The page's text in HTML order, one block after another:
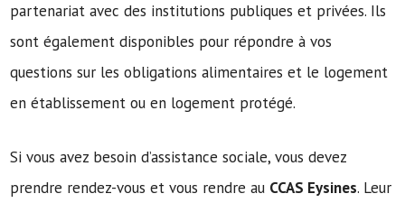
partenariat avec des institutions publiques et privées. Ils
sont également disponibles pour répondre à vos
questions sur les obligations alimentaires et le logement
en établissement ou en logement protégé.
Si vous avez besoin d’assistance sociale, vous devez
prendre rendez-vous et vous rendre au CCAS Eysines. Leur